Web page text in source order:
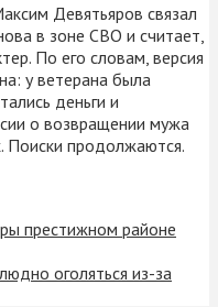
Девятьяров связал
в зоне СВО и считает,
По его словам, версия
у ветерана была
деньги и
о возвращении мужа
Поиски продолжаются.
престижном районе
оголяться из-за